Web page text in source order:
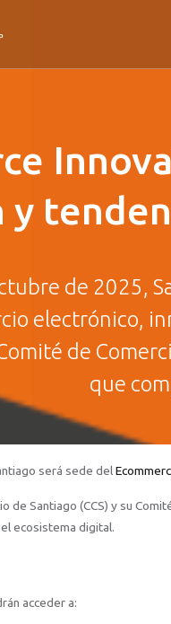
y
de 2025,
electrónico,
de
que
será sede del
de Santiago (CCS) y su
ecosistema digital.
acceder a: